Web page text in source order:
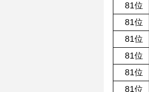
81位
81位
81位
81位
81位
81位